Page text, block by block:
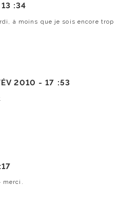
13 :34
à moins que je sois encore trop
2010 -17 :53
merci.